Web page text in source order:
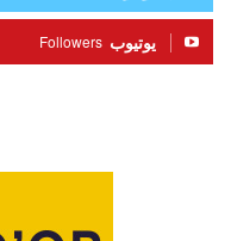
يوتيوب Followers